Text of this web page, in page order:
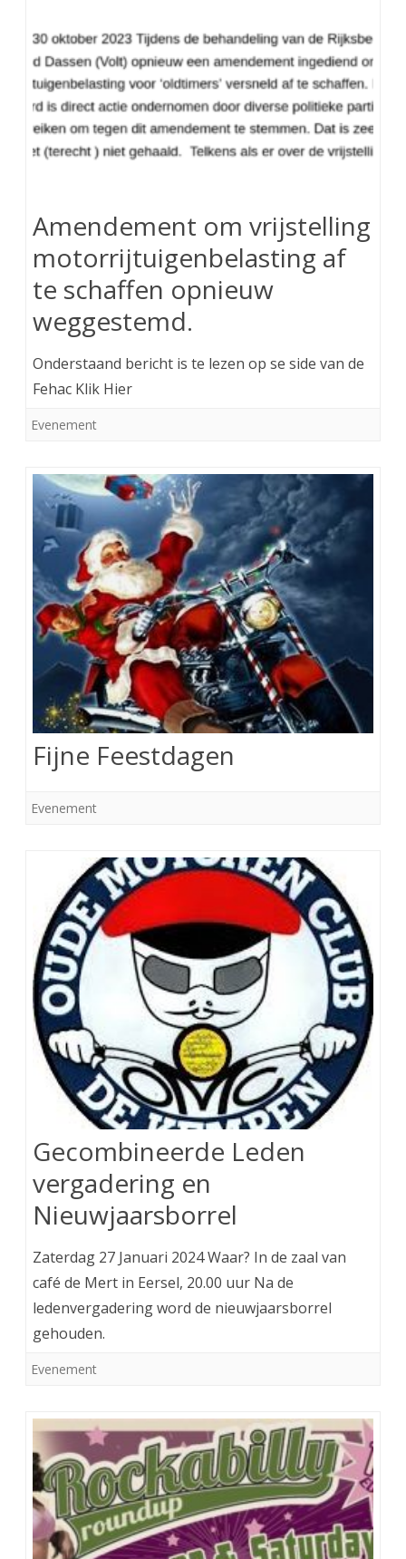
Amendement om vrijstelling
motorrijtuigenbelasting af
te schaffen opnieuw
weggestemd.
Onderstaand bericht is te lezen op se side van de
Fehac Klik Hier
Evenement
Fijne Feestdagen
Evenement
Gecombineerde Leden
vergadering en
Nieuwjaarsborrel
Zaterdag 27 Januari 2024 Waar? In de zaal van
café de Mert in Eersel, 20.00 uur Na de
ledenvergadering word de nieuwjaarsborrel
gehouden.
Evenement